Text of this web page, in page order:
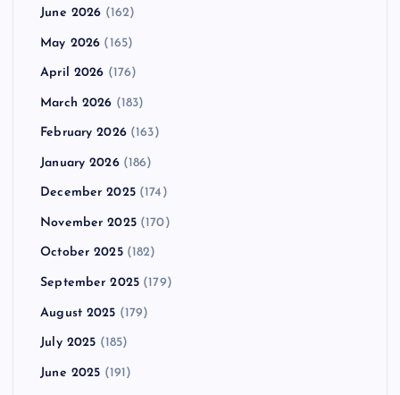
June 2026 (162)
May 2026 (165)
April 2026 (176)
March 2026 (183)
February 2026(163)
January 2026(186)
December 2025(174)
November 2025(170)
October 2025(182)
September 2025 (179)
August 2025 (179)
July 2025 (185)
June 2025 (191)